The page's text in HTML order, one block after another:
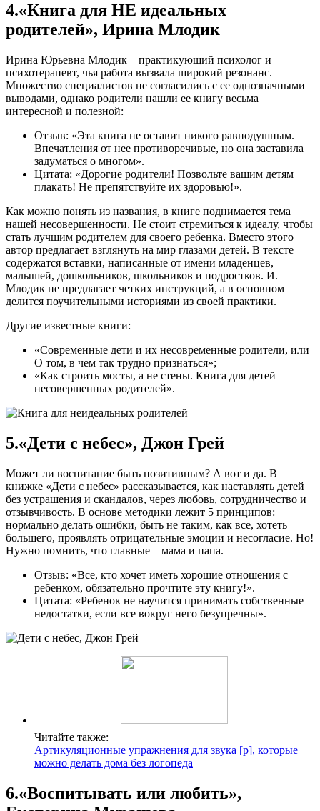
4.«Книга для НЕ идеальных
родителей», Ирина Млодик
Ирина Юрьевна Млодик – практикующий психолог и
психотерапевт, чья работа вызвала широкий резонанс.
Множество специалистов не согласились с ее однозначными
выводами, однако родители нашли ее книгу весьма
интересной и полезной:
Отзыв: «Эта книга не оставит никого равнодушным.
Впечатления от нее противоречивые, но она заставила
задуматься о многом».
Цитата: «Дорогие родители! Позвольте вашим детям
плакать! Не препятствуйте их здоровью!».
Как можно понять из названия, в книге поднимается тема
нашей несовершенности. Не стоит стремиться к идеалу, чтобы
стать лучшим родителем для своего ребенка. Вместо этого
автор предлагает взглянуть на мир глазами детей. В тексте
содержатся вставки, написанные от имени младенцев,
малышей, дошкольников, школьников и подростков. И.
Млодик не предлагает четких инструкций, а в основном
делится поучительными историями из своей практики.
Другие известные книги:
«Современные дети и их несовременные родители, или
О том, в чем так трудно признаться»;
«Как строить мосты, а не стены. Книга для детей
несовершенных родителей».
5.«Дети с небес», Джон Грей
Может ли воспитание быть позитивным? А вот и да. В
книжке «Дети с небес» рассказывается, как наставлять детей
без устрашения и скандалов, через любовь, сотрудничество и
отзывчивость. В основе методики лежит 5 принципов:
нормально делать ошибки, быть не таким, как все, хотеть
большего, проявлять отрицательные эмоции и несогласие. Но!
Нужно помнить, что главные – мама и папа.
Отзыв: «Все, кто хочет иметь хорошие отношения с
ребенком, обязательно прочтите эту книгу!».
Цитата: «Ребенок не научится принимать собственные
недостатки, если все вокруг него безупречны».
Читайте также:
Артикуляционные упражнения для звука [р], которые
можно делать дома без логопеда
6.«Воспитывать или любить»,